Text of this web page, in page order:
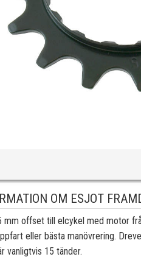
OM ESJOT
mm offset till elcykel med motor
eller bästa manövrering.
vanligtvis 15 tänder.